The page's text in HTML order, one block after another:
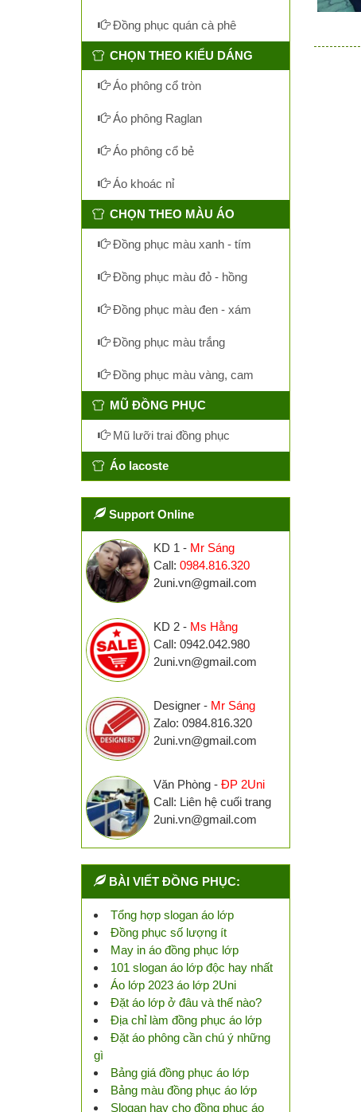
Đồng phục quán cà phê
CHỌN THEO KIỂU DÁNG
Áo phông cổ tròn
Áo phông Raglan
Áo phông cổ bẻ
Áo khoác nỉ
CHỌN THEO MÀU ÁO
Đồng phục màu xanh - tím
Đồng phục màu đỏ - hồng
Đồng phục màu đen - xám
Đồng phục màu trắng
Đồng phục màu vàng, cam
MŨ ĐỒNG PHỤC
Mũ lưỡi trai đồng phục
Áo lacoste
Support Online
KD 1 - Mr Sáng
Call: 0984.816.320
2uni.vn@gmail.com
KD 2 - Ms Hằng
Call: 0942.042.980
2uni.vn@gmail.com
Designer - Mr Sáng
Zalo: 0984.816.320
2uni.vn@gmail.com
Văn Phòng - ĐP 2Uni
Call: Liên hệ cuối trang
2uni.vn@gmail.com
BÀI VIẾT ĐỒNG PHỤC:
Tổng hợp slogan áo lớp
Đồng phục số lượng ít
May in áo đồng phục lớp
101 slogan áo lớp độc hay nhất
Áo lớp 2023 áo lớp 2Uni
Đặt áo lớp ở đâu và thế nào?
Địa chỉ làm đồng phục áo lớp
Đặt áo phông cần chú ý những
gì
Bảng giá đồng phục áo lớp
Bảng màu đồng phục áo lớp
Slogan hay cho đồng phục áo